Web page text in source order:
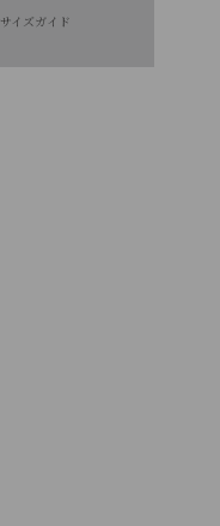
サイズガイド